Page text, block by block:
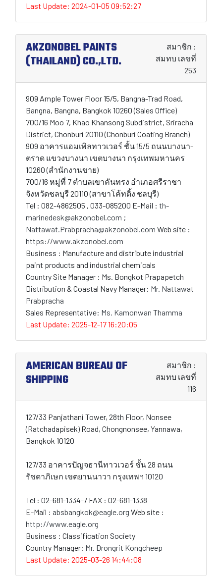
Last Update: 2024-01-05 09:52:27
AKZONOBEL PAINTS
(THAILAND) CO.,LTD.
สมาชิก :
สมทบ เลขที่
253
909 Ample Tower Floor 15/5, Bangna-Trad Road,
Bangna, Bangna, Bangkok 10260 (Sales Office)
700/16 Moo 7, Khao Khansong Subdistrict, Sriracha
District, Chonburi 20110 (Chonburi Coating Branch)
909 อาคารแอมเพิลทาวเวอร์ ชั้น 15/5 ถนนบางนา-
ตราด แขวงบางนา เขตบางนา กรุงเทพมหานคร
10260 (สำนักงานขาย)
700/16 หมู่ที่ 7 ตำบลเขาคันทรง อำเภอศรีราชา
จังหวัดชลบุรี 20110 (สาขาโค้ทติ้ง ชลบุรี)
Tel : 082-4862505 , 033-085200 E-Mail : th-
marinedesk@akzonobel.com ;
Nattawat.Prabpracha@akzonobel.com Web site :
https://www.akzonobel.com
Business : Manufacture and distribute industrial
paint products and industrial chemicals
Country Site Manager : Ms. Bongkot Prapapetch
Distribution & Coastal Navy Manager: Mr. Nattawat
Prabpracha
Sales Representative: Ms. Kamonwan Thamma
Last Update: 2025-12-17 16:20:05
AMERICAN BUREAU OF
SHIPPING
สมาชิก :
สมทบ เลขที่
116
127/33 Panjathani Tower, 28th Floor, Nonsee
(Ratchadapisek) Road, Chongnonsee, Yannawa,
Bangkok 10120
127/33 อาคารปัญจธานีทาวเวอร์ ชั้น 28 ถนน
รัชดาภิเษก เขตยานนาวา กรุงเทพฯ 10120
Tel : 02-681-1334-7 FAX : 02-681-1338
E-Mail : absbangkok@eagle.org Web site :
http://www.eagle.org
Business : Classification Society
Country Manager: Mr. Drongrit Kongcheep
Last Update: 2025-03-26 14:44:08